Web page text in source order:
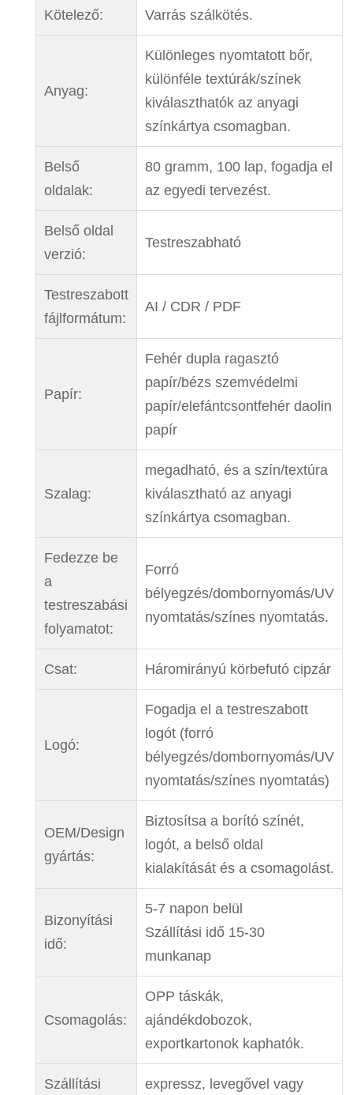
Kötelező: Varrás szálkötés.
Anyag:
Különleges nyomtatott bőr,
különféle textúrák/színek
kiválaszthatók az anyagi
színkártya csomagban.
Belső
oldalak:
80 gramm, 100 lap, fogadja el
az egyedi tervezést.
Belső oldal
verzió:
Testreszabható
Testreszabott
fájlformátum:
AI / CDR / PDF
Papír:
Fehér dupla ragasztó
papír/bézs szemvédelmi
papír/elefántcsontfehér daolin
papír
Szalag:
megadható, és a szín/textúra
kiválasztható az anyagi
színkártya csomagban.
Fedezze be
a
testreszabási
folyamatot:
Forró
bélyegzés/dombornyomás/UV
nyomtatás/színes nyomtatás.
Csat: Háromirányú körbefutó cipzár
Logó:
Fogadja el a testreszabott
logót (forró
bélyegzés/dombornyomás/UV
nyomtatás/színes nyomtatás)
OEM/Design
gyártás:
Biztosítsa a borító színét,
logót, a belső oldal
kialakítását és a csomagolást.
Bizonyítási
idő:
5-7 napon belül
Szállítási idő 15-30
munkanap
Csomagolás:
OPP táskák,
ajándékdobozok,
exportkartonok kaphatók.
Szállítási
expressz, levegővel vagy